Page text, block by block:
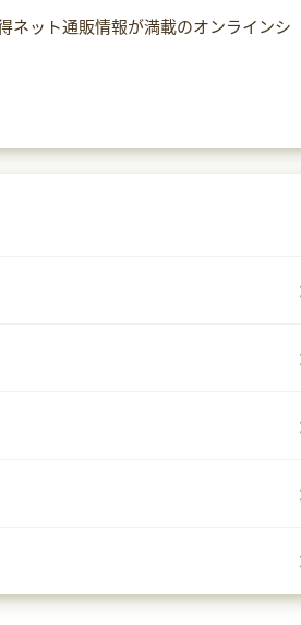
ネット通販情報が満載のオンラインシ
言が出てしまった場合は、セキュリティ